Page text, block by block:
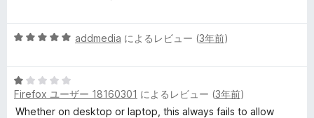
ー
評
中
評
価
5
中
5
の
addmedia によるレビュー (3年前)
5
段
階
Firefox ユーザー 18160301 によるレビュー (3年前)
Whether on desktop or laptop, this always fails to allow